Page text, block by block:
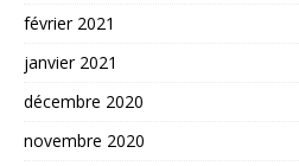
février 2021
janvier 2021
décembre 2020
novembre 2020